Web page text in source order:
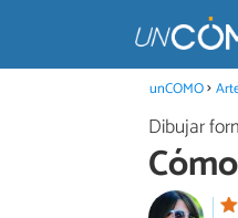
unCOMO
Dibujar